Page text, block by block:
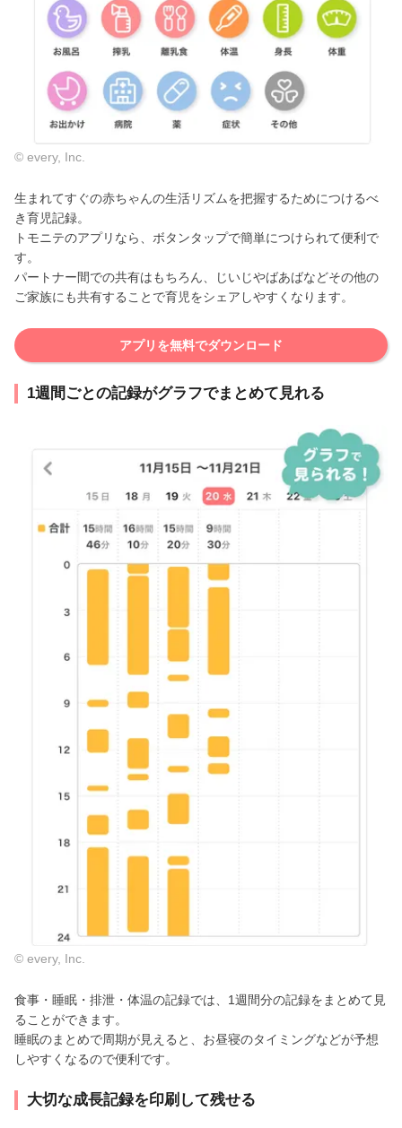
© every, Inc.
生まれてすぐの赤ちゃんの生活リズムを把握するためにつけるべ
き育児記録。
トモニテのアプリなら、ボタンタップで簡単につけられて便利で
す。
パートナー間での共有はもちろん、じいじやばあばなどその他の
ご家族にも共有することで育児をシェアしやすくなります。
アプリを無料でダウンロード
1週間ごとの記録がグラフでまとめて見れる
© every, Inc.
食事・睡眠・排泄・体温の記録では、1週間分の記録をまとめて見
ることができます。
睡眠のまとめで周期が見えると、お昼寝のタイミングなどが予想
しやすくなるので便利です。
大切な成長記録を印刷して残せる